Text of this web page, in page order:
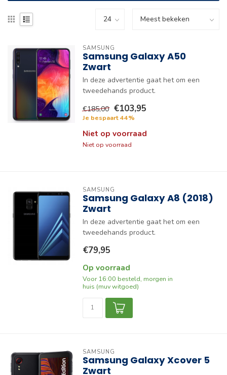
SAMSUNG
Samsung Galaxy A50
Zwart
In deze advertentie gaat het om een
tweedehands product.
€185,00 €103,95
Je bespaart 44%
Niet op voorraad
Niet op voorraad
SAMSUNG
Samsung Galaxy A8 (2018)
Zwart
In deze advertentie gaat het om een
tweedehands product.
€79,95
Op voorraad
Voor 16:00 besteld, morgen in
huis (muv witgoed)
SAMSUNG
Samsung Galaxy Xcover 5
Zwart